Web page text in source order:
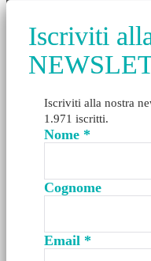
Iscriviti
Iscriviti alla nostra
1.971 iscritti.
Nome *
Cognome
Email *